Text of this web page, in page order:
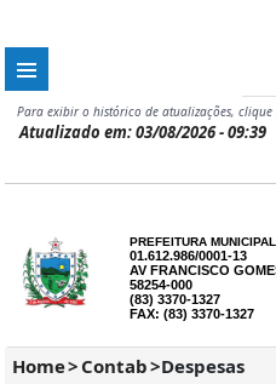
Para exibir o histórico de atualizações,
Atualizado em: 03/08/2026 - 09:39
PREFEITURA
01.612.986/0001-13
AV FRANCISCO
58254-000
(83) 3370-1327
FAX: (83) 3370-1327
Home> Contab>Despesas